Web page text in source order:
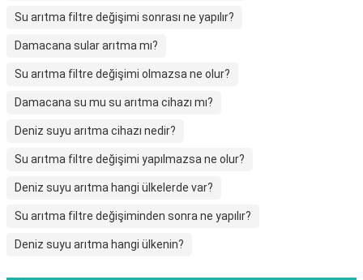
Su arıtma filtre değişimi sonrası ne yapılır?
Damacana sular arıtma mı?
Su arıtma filtre değişimi olmazsa ne olur?
Damacana su mu su arıtma cihazı mı?
Deniz suyu arıtma cihazı nedir?
Su arıtma filtre değişimi yapılmazsa ne olur?
Deniz suyu arıtma hangi ülkelerde var?
Su arıtma filtre değişiminden sonra ne yapılır?
Deniz suyu arıtma hangi ülkenin?